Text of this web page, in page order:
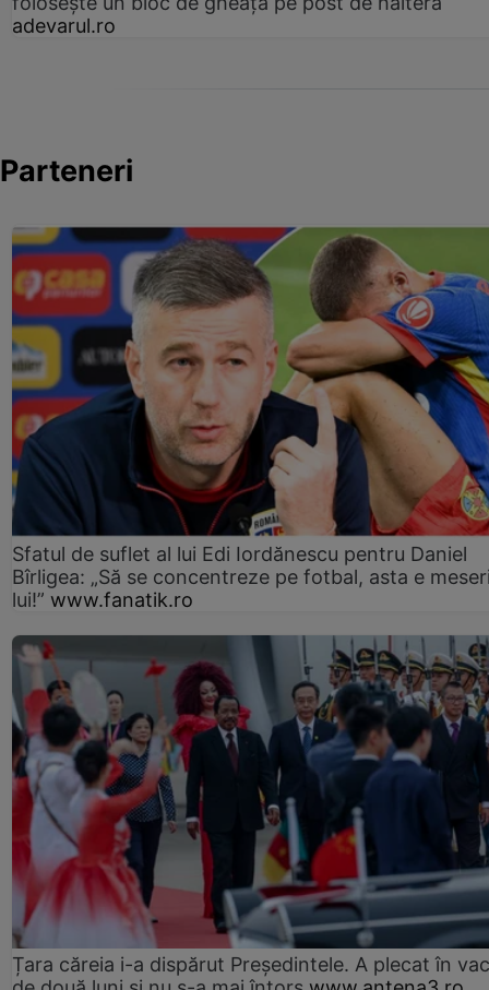
adevarul.ro
Parteneri
Sfatul de suflet al lui Edi Iordănescu pentru Daniel
Bîrligea: „Să se concentreze pe fotbal, asta e
lui!” www.fanatik.ro
Țara căreia i-a dispărut Președintele. A plecat în